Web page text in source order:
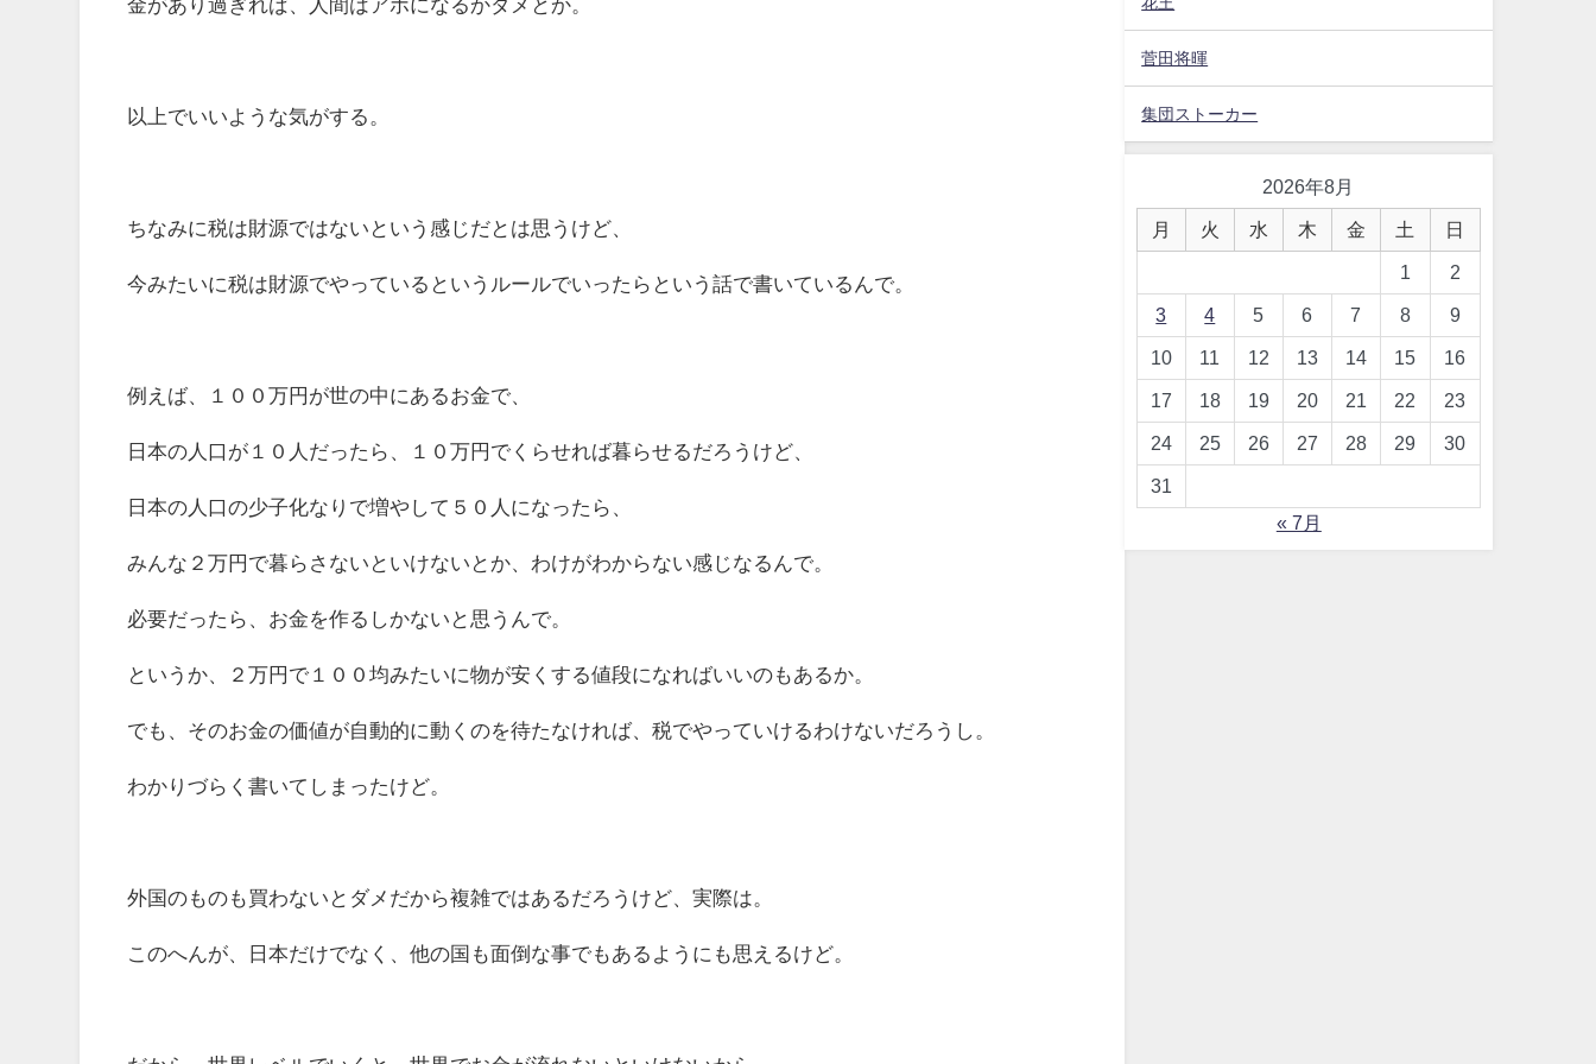
金があり過ぎれば、人間はアホになるかダメとか。
以上でいいような気がする。
ちなみに税は財源ではないという感じだとは思うけど、
今みたいに税は財源でやっているというルールでいったらという話で書いているんで。
例えば、１００万円が世の中にあるお金で、
日本の人口が１０人だったら、１０万円でくらせれば暮らせるだろうけど、
日本の人口の少子化なりで増やして５０人になったら、
みんな２万円で暮らさないといけないとか、わけがわからない感じなるんで。
必要だったら、お金を作るしかないと思うんで。
というか、２万円で１００均みたいに物が安くする値段になればいいのもあるか。
でも、そのお金の価値が自動的に動くのを待たなければ、税でやっていけるわけないだろうし。
わかりづらく書いてしまったけど。
外国のものも買わないとダメだから複雑ではあるだろうけど、実際は。
このへんが、日本だけでなく、他の国も面倒な事でもあるようにも思えるけど。
菅田将暉
集団ストーカー
2026年8月
月 火 水 木 金 土 日
1 2
3 4 5 6 7 8 9
10 11 12 13 14 15 16
17 18 19 20 21 22 23
24 25 26 27 28 29 30
31
« 7月